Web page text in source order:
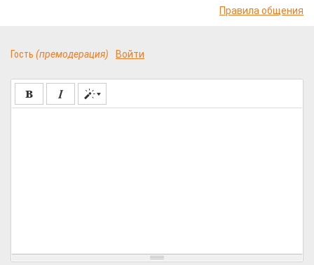
Правила общения
Гость (премодерация) Войти